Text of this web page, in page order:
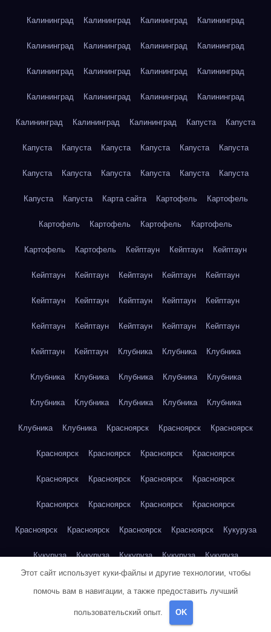
Калининград Калининград Калининград Калининград
Калининград Калининград Калининград Калининград
Калининград Калининград Калининград Калининград
Калининград Калининград Калининград Калининград
Калининград Калининград Калининград Капуста Капуста
Капуста Капуста Капуста Капуста Капуста Капуста
Капуста Капуста Капуста Капуста Капуста Капуста
Капуста Капуста Карта сайта Картофель Картофель
Картофель Картофель Картофель Картофель
Картофель Картофель Кейптаун Кейптаун Кейптаун
Кейптаун Кейптаун Кейптаун Кейптаун Кейптаун
Кейптаун Кейптаун Кейптаун Кейптаун Кейптаун
Кейптаун Кейптаун Кейптаун Кейптаун Кейптаун
Кейптаун Кейптаун Клубника Клубника Клубника
Клубника Клубника Клубника Клубника Клубника
Клубника Клубника Клубника Клубника Клубника
Клубника Клубника Красноярск Красноярск Красноярск
Красноярск Красноярск Красноярск Красноярск
Красноярск Красноярск Красноярск Красноярск
Красноярск Красноярск Красноярск Красноярск
Красноярск Красноярск Красноярск Красноярск Кукуруза
Кукуруза Кукуруза Кукуруза Кукуруза Кукуруза
Этот сайт использует куки-файлы и другие технологии, чтобы
помочь вам в навигации, а также предоставить лучший
пользовательский опыт. OK